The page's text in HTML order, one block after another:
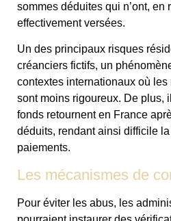
sommes déduites qui n’ont, en
effectivement versées.
Un des principaux risques
créanciers fictifs, un
contextes internationaux où
sont moins rigoureux. De plus,
fonds retournent en France
déduits, rendant ainsi difficile
paiements.
Les mécanismes de
Pour éviter les abus, les